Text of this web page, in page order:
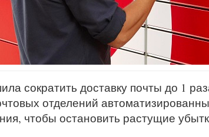
сократить доставку почты до 1
отделений
чтобы остановить растущие